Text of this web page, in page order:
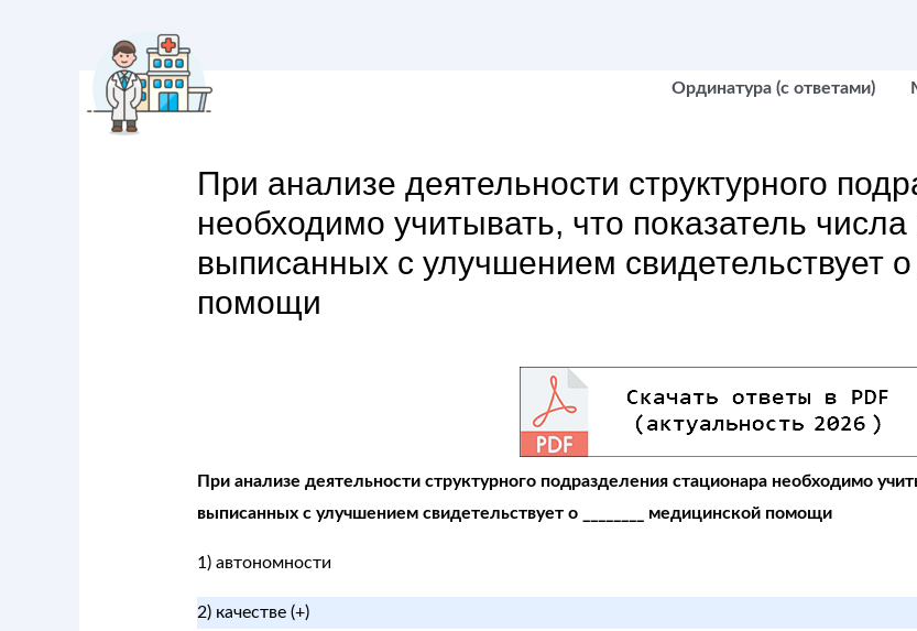
Ординатура (с ответами)
При анализе деятельности структурного
необходимо учитывать, что показатель
выписанных с улучшением свидетельствует
помощи
При анализе деятельности структурного подразделения стационара необходимо
выписанных с улучшением свидетельствует о ________ медицинской помощи
1) автономности
2) качестве (+)